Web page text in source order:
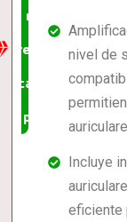
mejor
relación
calidad-
precio
nivel de
Incluye
eficiente